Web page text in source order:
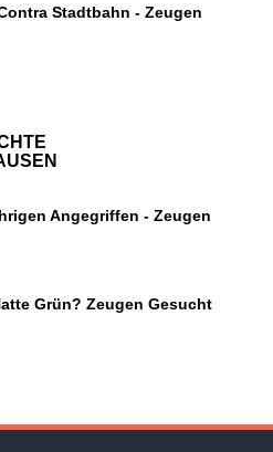
Stadtbahn - Zeugen
Angegriffen - Zeugen
Grün? Zeugen Gesucht